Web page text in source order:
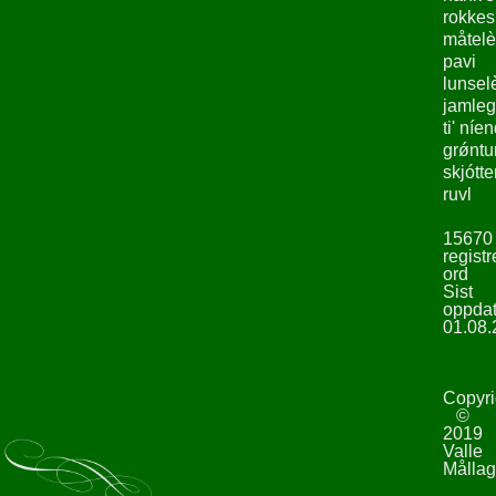
pavi
ti'
ruvl
15670
ord
Sist
©
2019
Valle
Mållag